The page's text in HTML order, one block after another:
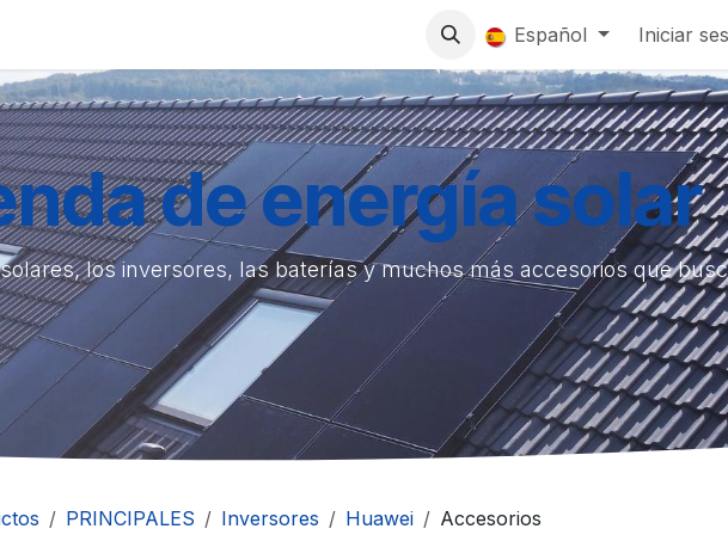
0 Español Iniciar
de energía solar
los inversores, las baterías y muchos más accesorios que
PRINCIPALES Inversores Huawei Accesorios